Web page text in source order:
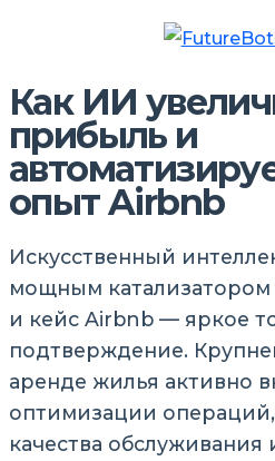
Как ИИ
прибыль и
опыт Airbnb
Искусственный
мощным катализатором
и кейс Airbnb — яркое
подтверждение.
аренде жилья активно
оптимизации
качества обслуживания